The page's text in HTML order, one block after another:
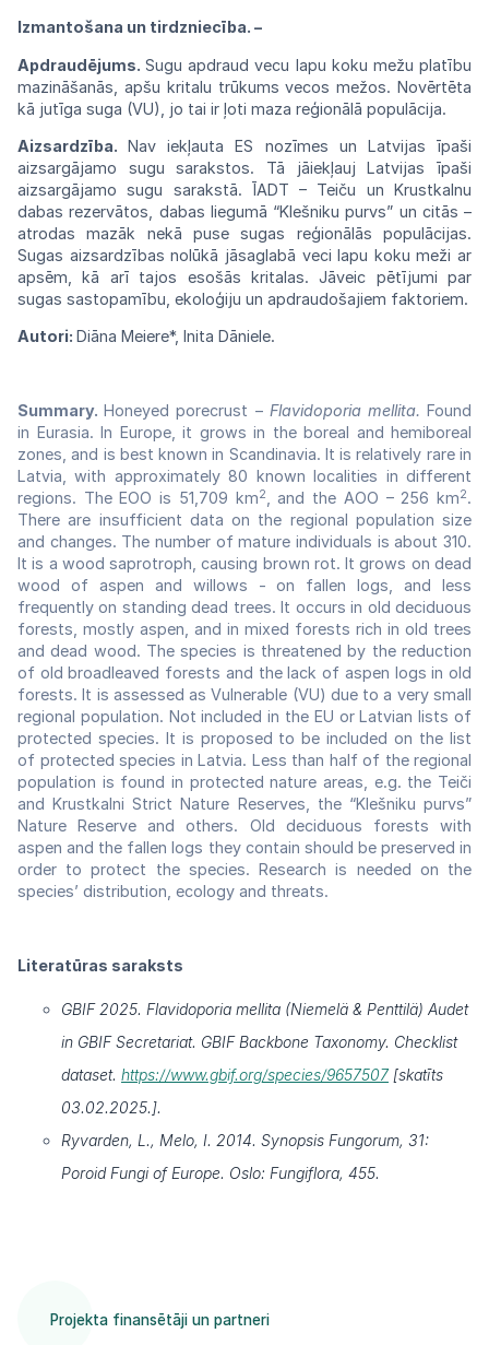
Izmantošana un tirdzniecība. –
Apdraudējums.Suguapdraudvecu lapu koku mežuplatību
mazināšanās, apšu kritalu trūkums vecos mežos.Novērtēta
kā jutīga suga (VU), jo tai ir ļoti maza reģionālā populācija.
Aizsardzība.NaviekļautaES nozīmes un Latvijasīpaši
aizsargājamo sugusarakstos. Tā jāiekļauj Latvijasīpaši
aizsargājamo sugu sarakstā. ĪADT– Teiču unKrustkalnu
dabas rezervātos, dabas liegumā “Klešnikupurvs” un citās –
atrodasmazāk nekā pusesugas reģionālāspopulācijas.
Sugas aizsardzībasnolūkā jāsaglabā veci lapu kokumeži ar
apsēm,kā arī tajos esošās kritalas.Jāveic pētījumi par
sugas sastopamību, ekoloģiju un apdraudošajiem faktoriem.
Autori: Diāna Meiere*, Inita Dāniele.
Summary. Honeyed porecrust –Flavidoporia mellita. Found
in Eurasia. In Europe, it grows in the boreal and hemiboreal
zones, and is best known in Scandinavia. It is relatively rare in
Latvia, with approximately 80 known localities in different
regions. The EOO is 51,709 km2, and the AOO – 256 km2.
There are insufficient data on the regional population size
and changes. The number of mature individuals is about 310.
It is a wood saprotroph, causing brown rot. It grows on dead
wood of aspen and willows - on fallen logs, and less
frequently on standing dead trees. It occurs in old deciduous
forests, mostly aspen, and in mixed forests rich in old trees
and dead wood. The species is threatened by the reduction
of old broadleaved forests and the lack of aspen logs in old
forests. It is assessed as Vulnerable (VU) due to a very small
regional population. Not included in the EU or Latvian lists of
protected species. It is proposed to be included on the list
of protected species in Latvia. Less than half of the regional
population is found in protected nature areas, e.g. the Teiči
and Krustkalni Strict Nature Reserves, the “Klešniku purvs”
Nature Reserve and others. Old deciduous forests with
aspen and the fallen logs they contain should be preserved in
order to protect the species. Research is needed on the
species’ distribution, ecology and threats.
Literatūras saraksts
GBIF 2025. Flavidoporia mellita (Niemelä & Penttilä) Audet
in GBIF Secretariat. GBIF Backbone Taxonomy. Checklist
dataset. https://www.gbif.org/species/9657507 [skatīts
03.02.2025.].
Ryvarden, L., Melo, I. 2014. Synopsis Fungorum, 31:
Poroid Fungi of Europe. Oslo: Fungiflora, 455.
Projekta finansētāji un partneri